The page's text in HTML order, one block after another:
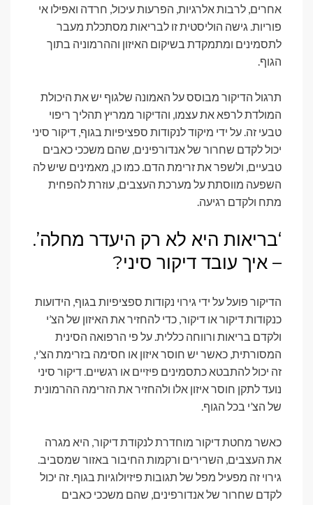
אחרים, לרבות אלרגיות, הפרעות עיכול, חרדה ואפילו אי
פוריות. גישה הוליסטית זו לבריאות מסתכלת מעבר
לתסמינים ומתמקדת בשיקום האיזון וההרמוניה בתוך
הגוף.
תרגול הדיקור מבוסס על האמונה שלגוף יש את היכולת
המולדת לרפא את עצמו, והדיקור ממריץ תהליך ריפוי
טבעי זה. על ידי מיקוד לנקודות ספציפיות בגוף, דיקור סיני
יכול לקדם שחרור של אנדורפינים, שהם משככי כאבים
טבעיים, ולשפר את זרימת הדם. כמו כן, מאמינים שיש לה
השפעה מווסתת על מערכת העצבים, עוזרת להפחית
מתח ולקדם רגיעה.
‘בריאות היא לא רק היעדר מחלה’.
– איך עובד דיקור סיני?
הדיקור פועל על ידי גירוי נקודות ספציפיות בגוף, הידועות
כנקודות דיקור או דיקור, כדי להחזיר את האיזון של הצ’י
ולקדם בריאות ורווחה כללית. על פי הרפואה הסינית
המסורתית, כאשר יש חוסר איזון או חסימה בזרימת הצ’י,
זה יכול להתבטא כתסמינים פיזיים או רגשיים. דיקור סיני
נועד לתקן חוסר איזון אלו ולהחזיר את הזרימה ההרמונית
של הצ’י בכל הגוף.
כאשר מחטת דיקור מוחדרת לנקודת דיקור, היא מגרה
את העצבים, השרירים ורקמות החיבור באזור שמסביב.
גירוי זה מפעיל מפל של תגובות פיזיולוגיות בגוף. זה יכול
לקדם שחרור של אנדורפינים, שהם משככי כאבים